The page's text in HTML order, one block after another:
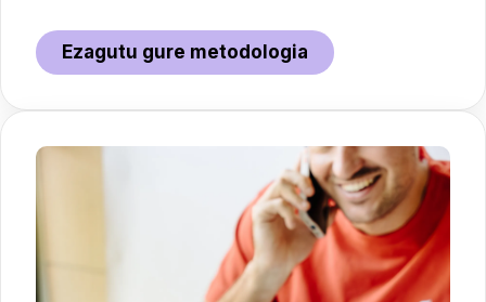
Ezagutu gure metodologia